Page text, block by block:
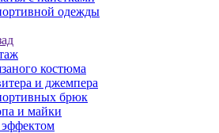
одежды
костюма
и джемпера
брюк
и майки